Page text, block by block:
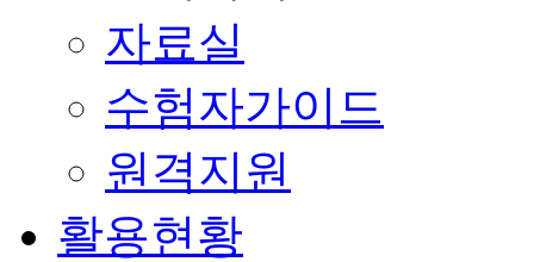
자료실
수험자가이드
원격지원
활용현황